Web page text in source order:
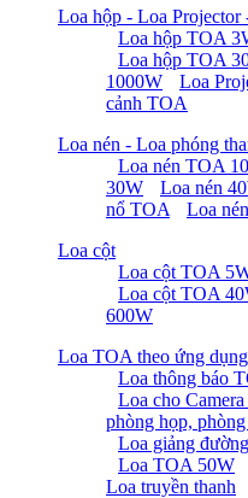
Loa hộp - Loa Projector
Loa hộp TOA
Loa hộp TOA
1000W
Loa
cảnh TOA
Loa nén - Loa phóng
Loa nén TOA
30W
Loa nén
nổ TOA
Loa
Loa cột
Loa cột TOA
Loa cột TOA
600W
Loa TOA theo ứng dụng
Loa thông báo
Loa cho
phòng họp,
Loa giảng
Loa TOA 50W
Loa truyền thanh